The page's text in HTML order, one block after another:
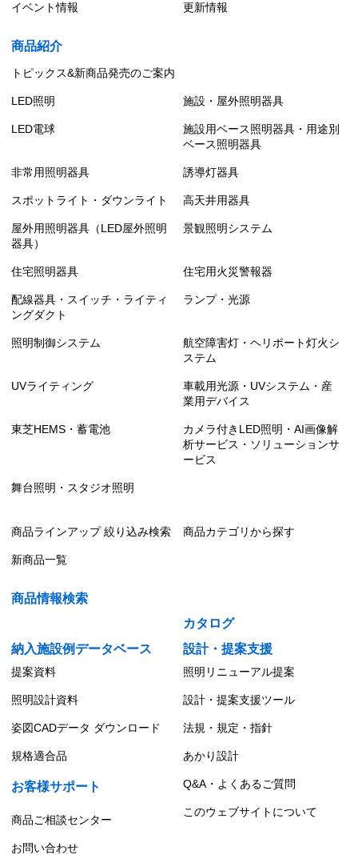
イベント情報 更新情報
商品紹介
トピックス&新商品発売のご案内
LED照明 施設・屋外照明器具
LED電球
施設用ベース照明器具・用途別
ベース照明器具
非常用照明器具 誘導灯器具
スポットライト・ダウンライト 高天井用器具
屋外用照明器具（LED屋外照明
器具）
景観照明システム
住宅照明器具 住宅用火災警報器
配線器具・スイッチ・ライティ
ングダクト
ランプ・光源
照明制御システム
航空障害灯・ヘリポート灯火シ
ステム
UVライティング
車載用光源・UVシステム・産
業用デバイス
東芝HEMS・蓄電池
カメラ付きLED照明・AI画像解
析サービス・ソリューションサ
ービス
舞台照明・スタジオ照明
商品ラインアップ 絞り込み検索 商品カテゴリから探す
新商品一覧
商品情報検索
カタログ
納入施設例データベース
設計・提案支援
提案資料 照明リニューアル提案
照明設計資料 設計・提案支援ツール
姿図CADデータ ダウンロード 法規・規定・指針
規格適合品 あかり設計
お客様サポート Q&A・よくあるご質問
商品ご相談センター
このウェブサイトについて
お問い合わせ